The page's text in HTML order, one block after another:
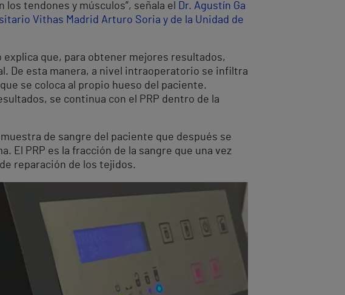
tendones y músculos”, señala el
Dr. Agustín Ga
Vithas Madrid Arturo Soria y de la Unidad de
que, para obtener mejores resultados,
De esta manera, a nivel intraoperatorio se infiltra
se coloca al propio hueso del paciente.
se continua con el PRP dentro de la
de sangre del paciente que después se
El PRP es la fracción de la sangre que una vez
reparación de los tejidos.